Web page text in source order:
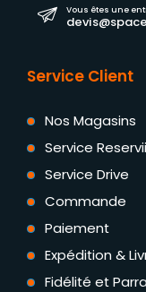
Vous êtes une
Service Client
Nos Magasins
Service Reservii
Service Drive
Commande
Paiement
Expédition &
Fidélité et